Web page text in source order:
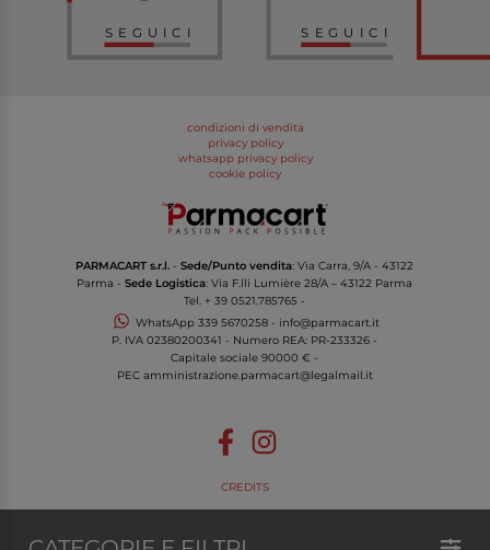
SEGUICI SEGUICI
condizioni di vendita
privacy policy
whatsapp privacy policy
cookie policy
PARMACART s.r.l. -Sede/Punto vendita: Via Carra, 9/A - 43122
Parma -Sede Logistica: Via F.lli Lumière 28/A – 43122 Parma
Tel. + 39 0521.785765 -
WhatsApp 339 5670258- info@parmacart.it
P. IVA02380200341 - Numero REA: PR-233326 -
Capitale sociale 90000 € -
PEC amministrazione.parmacart@legalmail.it
CREDITS